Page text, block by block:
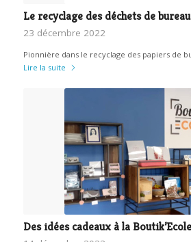
Le recyclage des déchets de bureau
23 décembre 2022
Pionnière dans le recyclage des papiers de
Lire la suite
Des idées cadeaux à la Boutik’Ecole